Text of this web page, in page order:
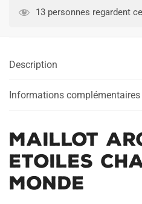
ARGENTINE
DU
13 personnes regardent
Description
Informations complémentaires
MAILLOT
ETOILES
MONDE